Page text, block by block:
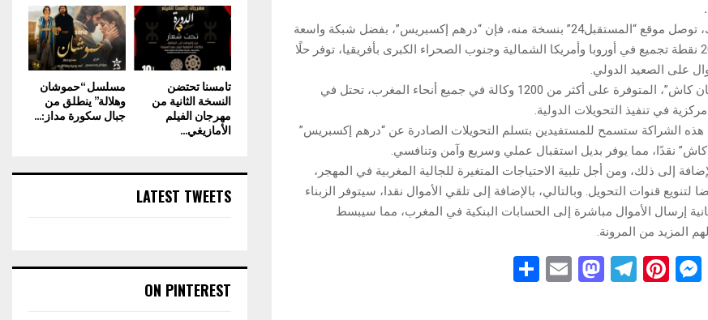
وحسب بلاغ مشترك، توصل موقع “المستقبل24” بنسخة منه، فإن “درهم إكسبريس”، بفضل شبكة واسعة
تضم أكثر من 20.000 نقطة تجميع في أوروبا وأمريكا الشمالية وجنوب الصحراء الكبرى بأفريقيا، توفر حلًا
على الصعيد الدولي.
وذكر البلاغ أن “ضمان كاش”، المتوفرة على أكثر من 1200 وكالة في جميع أنحاء المغرب، تحتل في
في تنفيذ التحويلات الدولية.
هذه الشراكة ستسمح للمستفيدين بتسلم التحويلات الصادرة عن “درهم إكسبريس”
نقدًا، مما يوفر بديل استقبال عملي وسريع وآمن وتنافسي.
إلى ذلك، ومن أجل تلبية الاحتياجات المتغيرة للجالية المغربية في المهجر،
قنوات التحويل. وبالتالي، بالإضافة إلى تلقي الأموال نقدا، سيتوفر الزبناء
إرسال الأموال مباشرة إلى الحسابات البنكية في المغرب، مما سيبسط
المزيد من المرونة.
X
M
Pi
T
M
E
مسلسل “حموشان
وهلالة” ينطلق من
جبال سكورة مداز:...
تامسنا تحتضن
النسخة الثانية من
مهرجان الفيلم
الأمازيغي...
LATEST TWEETS
ON PINTEREST